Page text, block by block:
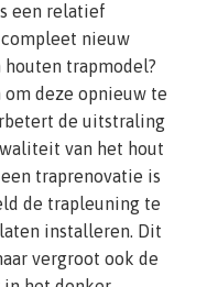
een relatief
nieuw
trapmodel?
om deze opnieuw te
de uitstraling
van het hout
traprenovatie is
de trapleuning te
installeren. Dit
vergroot ook de